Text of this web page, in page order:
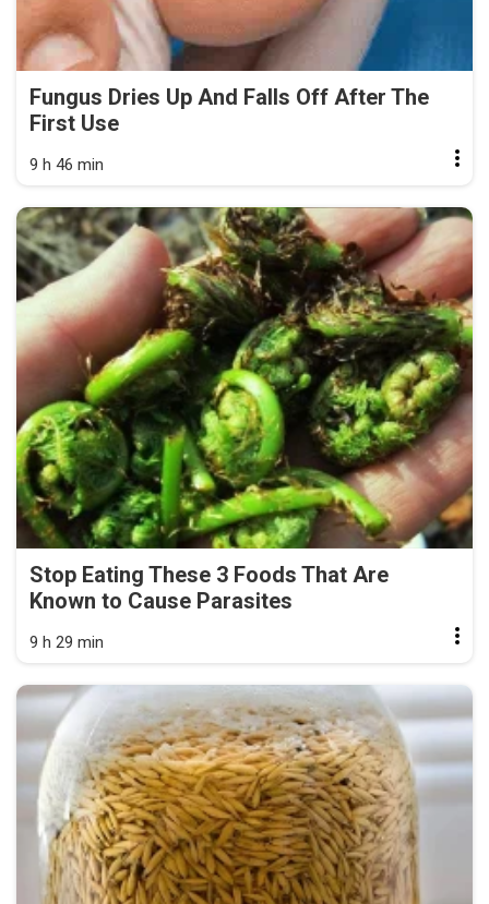
Fungus Dries Up And Falls Off After The
First Use
9 h 46 min
Stop Eating These 3 Foods That Are
Known to Cause Parasites
9 h 29 min